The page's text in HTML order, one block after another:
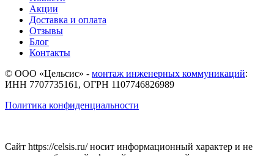
Акции
Доставка и оплата
Отзывы
Блог
Контакты
© ООО «Цельсис» - монтаж инженерных коммуникаций:
ИНН 7707735161, ОГРН 1107746826989
Политика конфиденциальности
Сайт https://celsis.ru/ носит информационный характер и не